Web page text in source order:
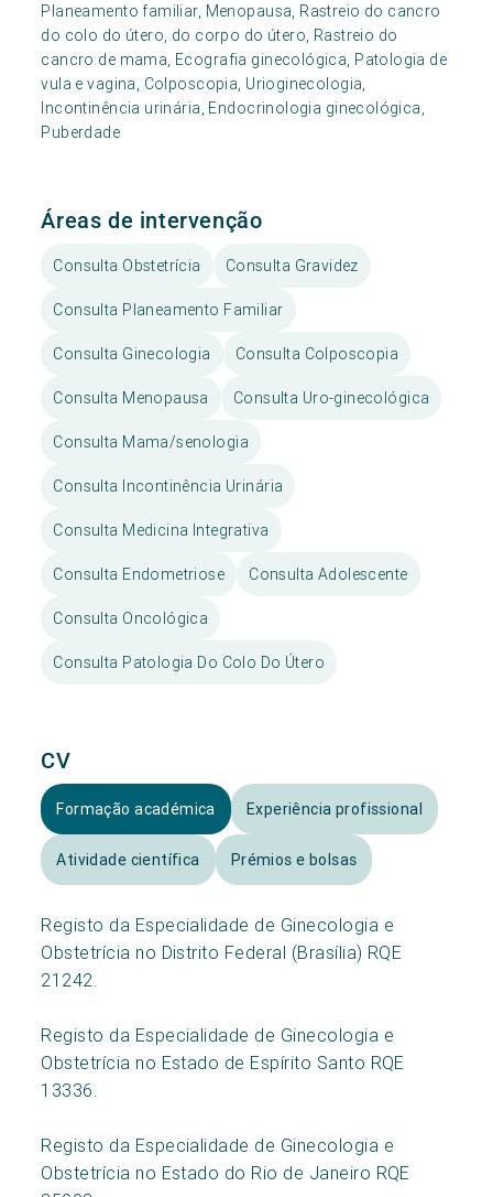
Planeamento familiar, Menopausa, Rastreio do cancro
do colo do útero, do corpo do útero, Rastreio do
cancro de mama, Ecografia ginecológica, Patologia de
vula e vagina, Colposcopia, Urioginecologia,
Incontinência urinária, Endocrinologia ginecológica,
Puberdade
Áreas de intervenção
Consulta Obstetrícia Consulta Gravidez
Consulta Planeamento Familiar
Consulta Ginecologia Consulta Colposcopia
Consulta Menopausa Consulta Uro-ginecológica
Consulta Mama/senologia
Consulta Incontinência Urinária
Consulta Medicina Integrativa
Consulta Endometriose Consulta Adolescente
Consulta Oncológica
Consulta Patologia Do Colo Do Útero
CV
Formação académica Experiência profissional
Atividade científica Prémios e bolsas
Registo da Especialidade de Ginecologia e
Obstetrícia no Distrito Federal (Brasília) RQE
21242.
Registo da Especialidade de Ginecologia e
Obstetrícia no Estado de Espírito Santo RQE
13336.
Registo da Especialidade de Ginecologia e
Obstetrícia no Estado do Rio de Janeiro RQE